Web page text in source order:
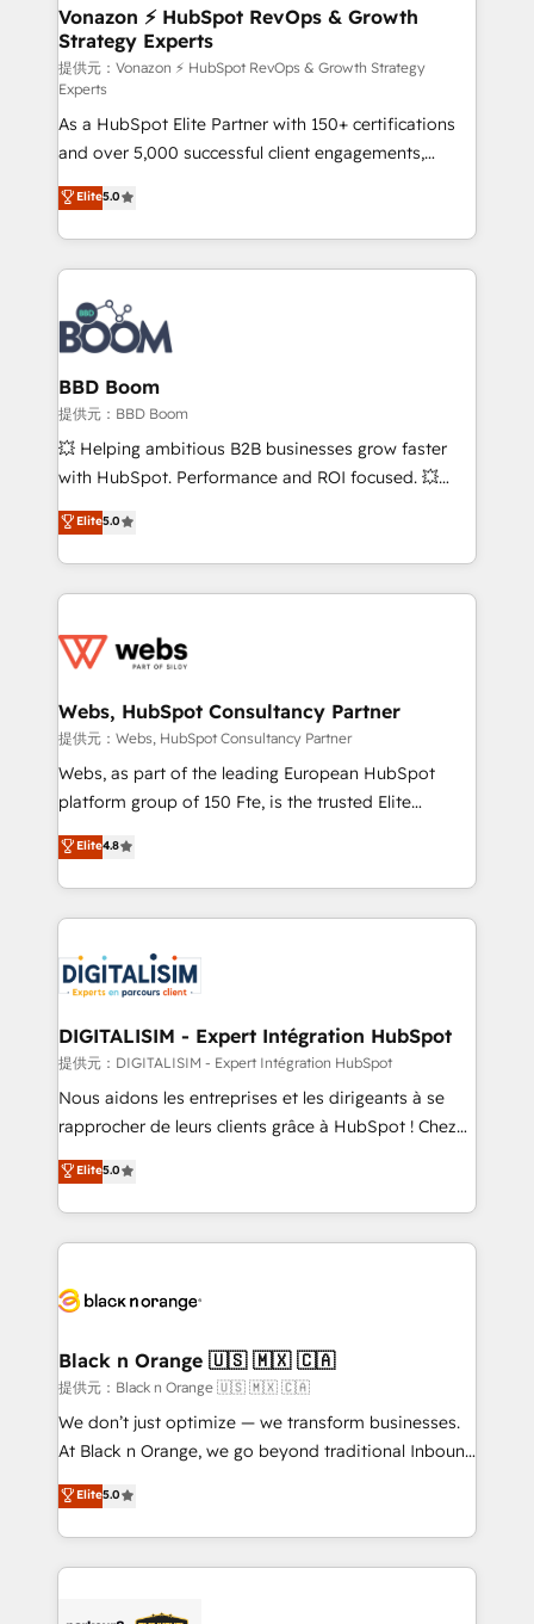
➤ L’intégration de CRM et de méthodologie RevOps
pour aligner les équipes marketing, commerciales et
support client (data migration, synchronisation API,
audit et maintenance) ➤ La création de sites internet
de conversion qui transforment les visiteurs en
opportunités d'affaires ➤ La mise en place de
stratégies d'acquisition marketing (SEO, SEA,
inbound, automatisation marketing, ABM, IA,
emailing) Informations clés : - 10 ans d'expérience -
100+ intégrations CRM HubSpot réussies - 40
experts conseil - 150 certifications HubSpot
cumulées
Vonazon ⚡ HubSpot RevOps & Growth
Strategy Experts
提供元：Vonazon ⚡ HubSpot RevOps & Growth Strategy
Experts
As a HubSpot Elite Partner with 150+ certifications
and over 5,000 successful client engagements,
Vonazon turns marketing complexity into
measurable, scalable growth. From onboarding to
enterprise-grade campaigns, our in-house team
builds scalable strategies that drive long-term
revenue. ⚙️ HubSpot Integration & Optimization •
Seamless CRM, CMS, and automation setup •
Complex platform migrations and data cleanups •
Custom APIs and third-party integrations 📈 End-to-
End Revenue Acceleration • Lifecycle marketing and
pipeline growth programs • Sales enablement tools
and CRM optimization • Retention strategies with
Execution • 750+ onboardings and 2,000+
implementations • Deep expertise across marketing,
Elite5.0
BBD Boom
提供元：BBD Boom
💥 Helping ambitious B2B businesses grow faster
with HubSpot. Performance and ROI focused. 💥
BBD Boom is the HubSpot partner that can help you
to HubSpot Better. We work with your teams to
solve all your HubSpot challenges and improve user
adoption, sales process and marketing results.
the first time 🔧 Designing and optimising your
and build using HubSpot 🔌 Integrating HubSpot
with other systems 🎓 Training your teams to be
HubSpot pros 📊 Lead generation services using
HubSpot Why us? - SIX HubSpot Accreditations -
CRM, Solutions Architecture, Onboarding , Data
Migration, Custom Integration & Platform
team of 25+ experts Contact us today to help you
get more from your investment in HubSpot.
Elite5.0
Webs, HubSpot Consultancy Partner
提供元：Webs, HubSpot Consultancy Partner
Webs, as part of the leading European HubSpot
platform group of 150 Fte, is the trusted Elite
HubSpot CRM Partner offering you a roadmap on
maximizing EBITDA and achieving Commercial
Excellence. With our targeted processes, we
strengthen your digital transformation and minimize
Implementation partner, we provide expertise to
drive your business forward. Since 2015 we are fully
dedicated to HubSpot and with an experienced
team (50+), we work with reputable companies in
B2B sectors such as manufacturing, SaaS and
business services. We prepare a customized
impact of your digital transformation, including a
detailed financial rationale with a focus on ROI and
embark on a transformational journey that sets your
business up for long-term success. Unlock your
business. If not now, when?
Elite4.8
DIGITALISIM - Expert Intégration HubSpot
提供元：DIGITALISIM - Expert Intégration HubSpot
Nous aidons les entreprises et les dirigeants à se
rapprocher de leurs clients grâce à HubSpot ! Chez
DIGITALISIM, nous avons l'intime conviction que la
réussite des entreprises passe par l’innovation web,
le marketing digital, et la relation client ! C'est
pourquoi, nos experts sont à la fois capables de
référencement, votre stratégie digitale et le pilotage
projet HubSpot avec DIGITALISIM : 🧽 Nettoyage,
migration et intégration des bases de données. 🚀
Développement des interfaces avec vos logiciels
métiers ⚙️ Configuration de la plateforme HubSpot
Book Process & Guidelines utilisateurs 🎓
Formations des utilisateurs
Elite5.0
Black n Orange 🇺🇸 🇲🇽 🇨🇦
提供元：Black n Orange 🇺🇸 🇲🇽 🇨🇦
We don’t just optimize — we transform businesses.
At Black n Orange, we go beyond traditional Inbound
Marketing with our exclusive methodologies:
BOOMS and BOOST. Together, they form a powerful
combination that has driven success for over 800
businesses worldwide. As Elite HubSpot Partners, we
Elite5.0